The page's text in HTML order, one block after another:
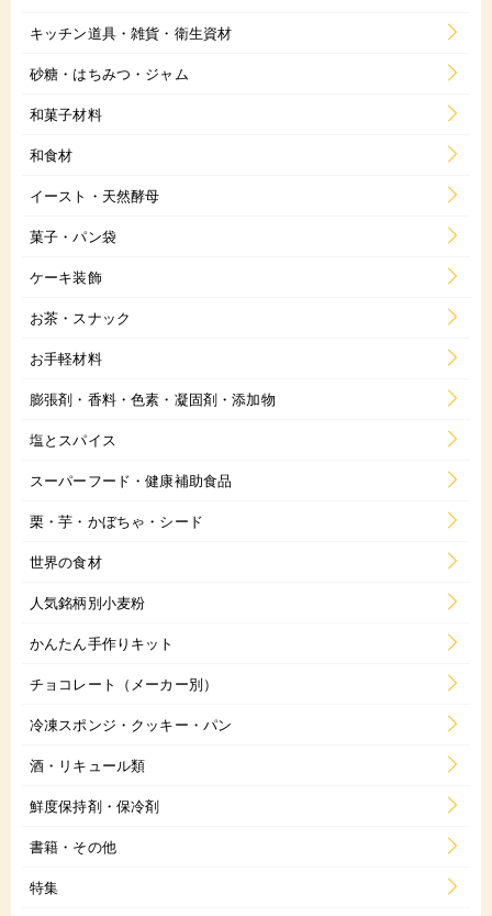
キッチン道具・雑貨・衛生資材
砂糖・はちみつ・ジャム
和菓子材料
和食材
イースト・天然酵母
菓子・パン袋
ケーキ装飾
お茶・スナック
お手軽材料
膨張剤・香料・色素・凝固剤・添加物
塩とスパイス
スーパーフード・健康補助食品
栗・芋・かぼちゃ・シード
世界の食材
人気銘柄別小麦粉
かんたん手作りキット
チョコレート（メーカー別）
冷凍スポンジ・クッキー・パン
酒・リキュール類
鮮度保持剤・保冷剤
書籍・その他
特集